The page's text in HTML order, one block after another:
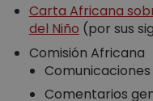
Carta Africana
del Niño (por sus
Comisión Africana
Comunicaciones
Comentarios